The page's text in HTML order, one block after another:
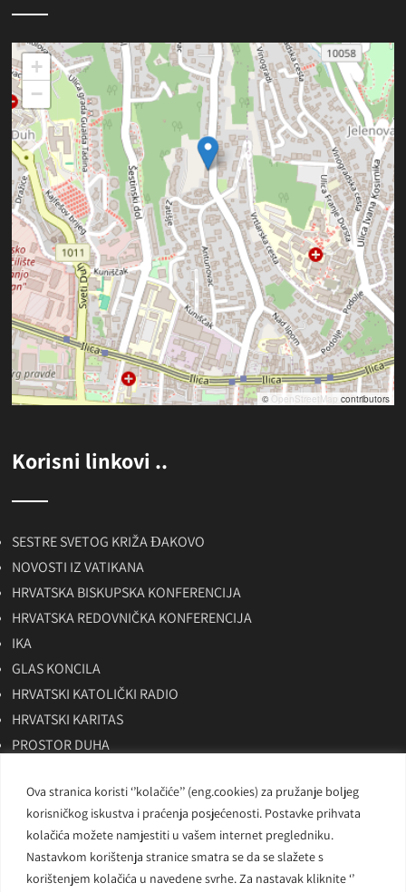
Ova stranica koristi ‘’kolačiće’’ (eng.cookies) za pružanje boljeg
korisničkog iskustva i praćenja posjećenosti. Postavke prihvata
kolačića možete namjestiti u vašem internet pregledniku.
Nastavkom korištenja stranice smatra se da se slažete s
korištenjem kolačića u navedene svrhe. Za nastavak kliknite ‘’
+
−
© OpenStreetMap contributors
Korisni linkovi ..
SESTRE SVETOG KRIŽA ĐAKOVO
NOVOSTI IZ VATIKANA
HRVATSKA BISKUPSKA KONFERENCIJA
HRVATSKA REDOVNIČKA KONFERENCIJA
IKA
GLAS KONCILA
HRVATSKI KATOLIČKI RADIO
HRVATSKI KARITAS
PROSTOR DUHA
BITNO NET
LAUDATO TV